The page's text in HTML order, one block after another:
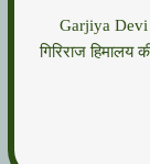
Garjiya Devi
गिरिराज हिमालय